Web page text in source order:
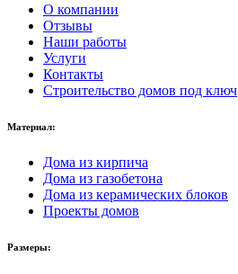
О компании
Отзывы
Наши работы
Услуги
Контакты
Строительство домов под ключ
Материал:
Дома из кирпича
Дома из газобетона
Дома из керамических блоков
Проекты домов
Размеры: